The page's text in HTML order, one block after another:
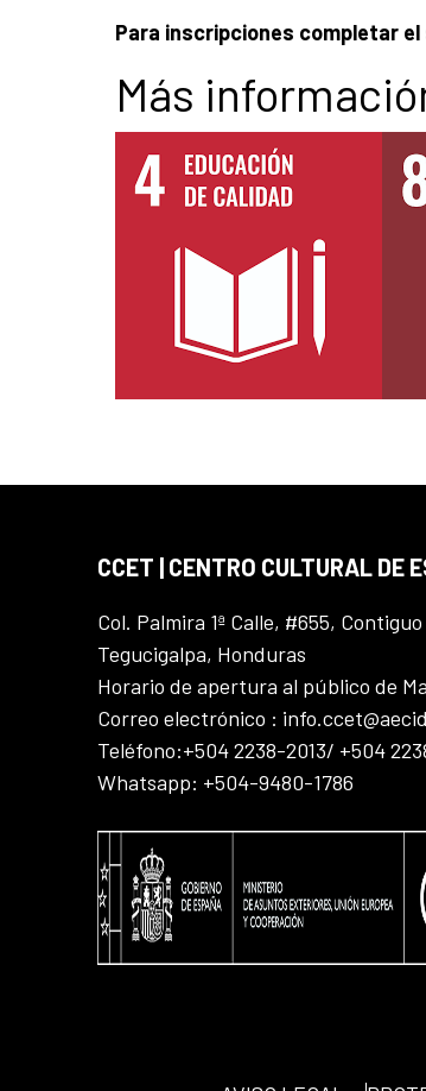
Para inscripciones completar
Más
CCET | CENTRO CULTURAL DE
Col. Palmira 1ª Calle, #655,
Tegucigalpa, Honduras
Horario de apertura al público de
Correo electrónico :
Teléfono:+504 2238-2013/ +504
Whatsapp: +504-9480-1786